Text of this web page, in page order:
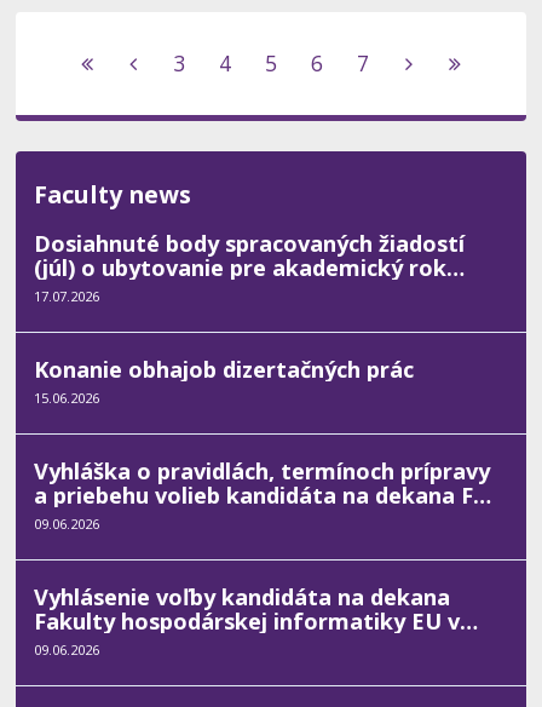
3 4 5 6 7
Faculty news
Dosiahnuté body spracovaných žiadostí
(júl) o ubytovanie pre akademický rok
2026/2027
17.07.2026
Konanie obhajob dizertačných prác
15.06.2026
Vyhláška o pravidlách, termínoch prípravy
a priebehu volieb kandidáta na dekana FHI
2027 - 2031
09.06.2026
Vyhlásenie voľby kandidáta na dekana
Fakulty hospodárskej informatiky EU v
Bratislave na funkčné obdobie od 01. 02.
09.06.2026